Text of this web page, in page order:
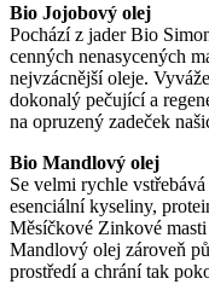
Bio Jojobový olej
Pochází z jader Bio
cenných nenasycených
nejvzácnější oleje.
dokonalý pečující a
na opruzený zadeček
Bio Mandlový olej
Se velmi rychle
esenciální kyseliny,
Měsíčkové Zinkové
Mandlový olej zároveň
prostředí a chrání tak